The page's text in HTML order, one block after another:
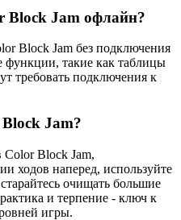
Block Jam офлайн?
Block Jam без подключения
функции, такие как таблицы
требовать подключения к
Jam?
Block Jam,
ходов наперед, используйте
очищать большие
и терпение - ключ к
игры.